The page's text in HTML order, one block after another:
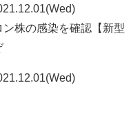
株の感染を確認【新型